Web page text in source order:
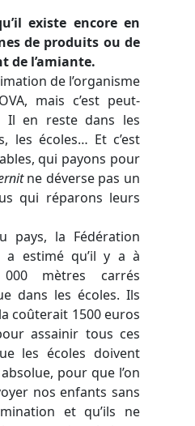
existe encore en
de produits ou de
de l’amiante.
de l’organisme
mais c’est peut-
Il en reste dans les
les écoles… Et c’est
qui payons pour
ne déverse pas un
qui réparons leurs
pays, la Fédération
a estimé qu’il y a à
mètres carrés
dans les écoles. Ils
coûterait 1500 euros
assainir tous ces
les écoles doivent
pour que l’on
nos enfants sans
et qu’ils ne